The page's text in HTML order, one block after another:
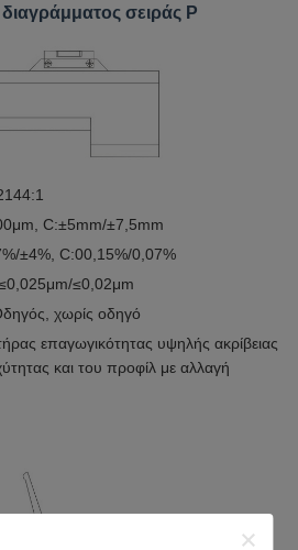
σειράς P
C:±5mm/±7,5mm
±4%, C:00,15%/0,07%
≤0,025μm/≤0,02μm
χωρίς οδηγό
επαγωγικότητας υψηλής ακρίβειας
και του προφίλ με αλλαγή